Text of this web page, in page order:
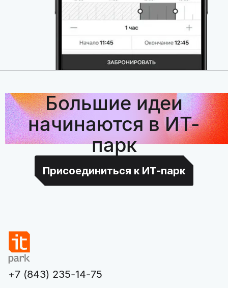
Большие идеи
начинаются в ИТ-
парк
Присоединиться к ИТ-парк
+7 (843) 235-14-75